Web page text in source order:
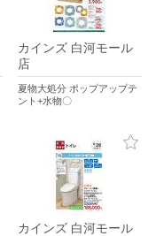
カインズ 白河モール
店
夏物大処分 ポップアップテ
ント+水物〇
カインズ 白河モール